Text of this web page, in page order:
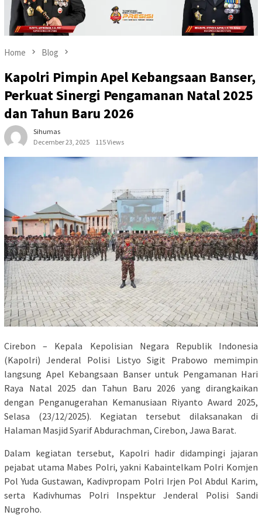
Home Blog
Kapolri Pimpin Apel Kebangsaan Banser,
Perkuat Sinergi Pengamanan Natal 2025
dan Tahun Baru 2026
Sihumas
December 23, 2025
115 Views
Cirebon – Kepala Kepolisian Negara Republik Indonesia
(Kapolri) Jenderal Polisi Listyo Sigit Prabowo memimpin
langsung Apel Kebangsaan Banser untuk Pengamanan Hari
Raya Natal 2025 dan Tahun Baru 2026 yang dirangkaikan
dengan Penganugerahan Kemanusiaan Riyanto Award 2025,
Selasa (23/12/2025). Kegiatan tersebut dilaksanakan di
Halaman Masjid Syarif Abdurachman, Cirebon, Jawa Barat.
Dalam kegiatan tersebut, Kapolri hadir didampingi jajaran
pejabat utama Mabes Polri, yakni Kabaintelkam Polri Komjen
Pol Yuda Gustawan, Kadivpropam Polri Irjen Pol Abdul Karim,
serta Kadivhumas Polri Inspektur Jenderal Polisi Sandi
Nugroho.